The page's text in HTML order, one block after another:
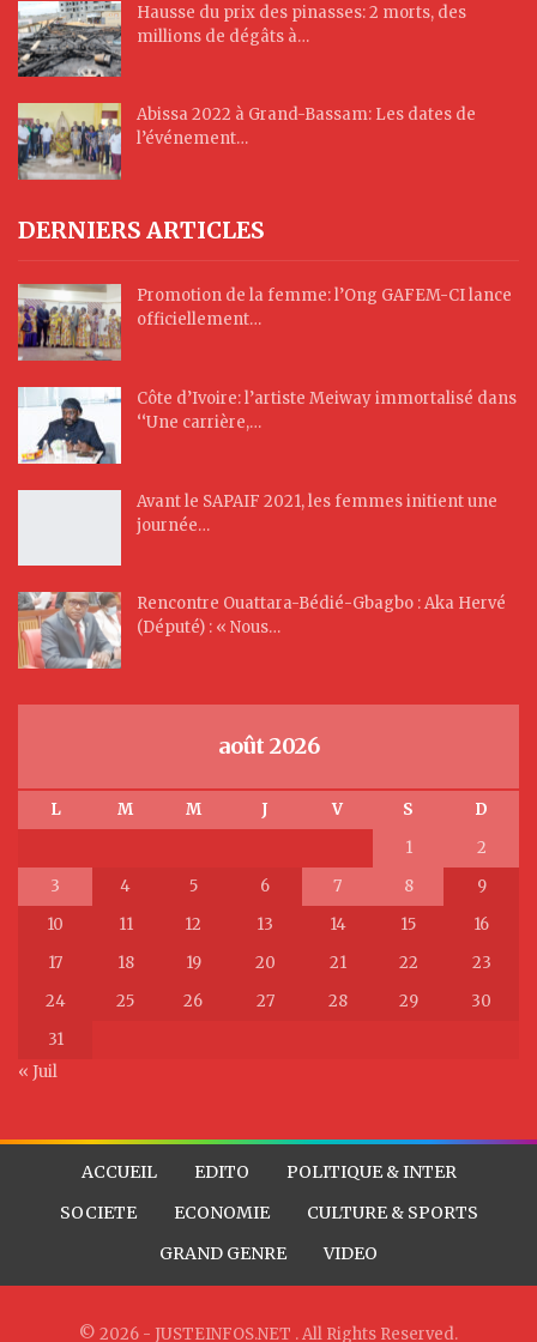
Hausse du prix des pinasses: 2 morts, des
millions de dégâts à…
Abissa 2022 à Grand-Bassam: Les dates de
l’événement…
DERNIERS ARTICLES
Promotion de la femme: l’Ong GAFEM-CI lance
officiellement…
Côte d’Ivoire: l’artiste Meiway immortalisé dans
‘‘Une carrière,…
Avant le SAPAIF 2021, les femmes initient une
journée…
Rencontre Ouattara-Bédié-Gbagbo : Aka Hervé
(Député) : « Nous…
août 2026
L M M J V S
D
1
2
3
4 5 6 7 8
9
10
11 12 13 14 15
16
17
18 19 20 21 22
23
24
25 26 27 28 29
30
31
« Juil
ACCUEIL EDITO
POLITIQUE & INTER
SOCIETE
ECONOMIE
CULTURE & SPORTS
GRAND GENRE
VIDEO
© 2026 - JUSTEINFOS.NET . All Rights Reserved.